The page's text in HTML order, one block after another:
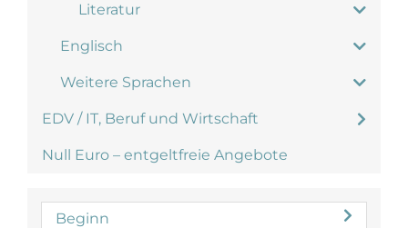
Literatur
Englisch
Weitere Sprachen
EDV / IT, Beruf und Wirtschaft
Null Euro – entgeltfreie Angebote
Beginn